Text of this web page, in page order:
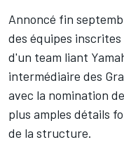
Annoncé fin
des équipes
d'un team liant
intermédiaire des
avec la nomination
plus amples détails
de la structure.